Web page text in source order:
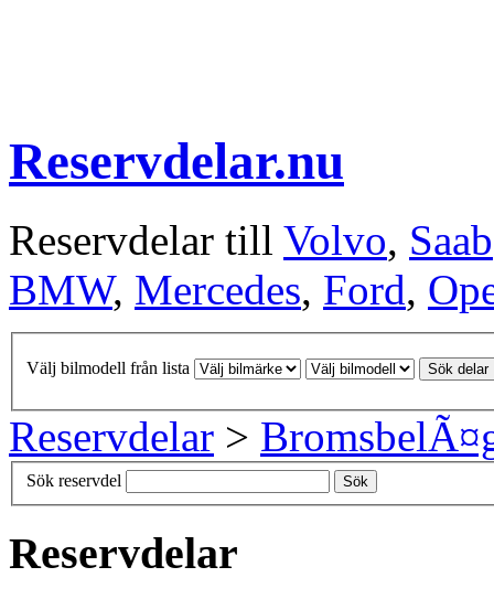
Reservdelar.nu
Reservdelar till Volvo, Saab
BMW, Mercedes, Ford,
Välj bilmodell från lista Sök delar
Reservdelar >
Sök reservdel Sök
Reservdelar